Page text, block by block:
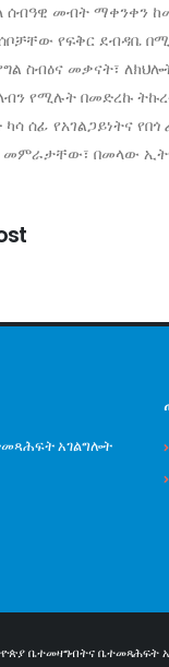
መብት ማቀንቀን
የፍቅር ደብዳቤ
ስብዕና መቃናት፣
የሚሉት በመድረኩ
ሰፊ የአገልጋይነትና
መምራታቸው፣ በመላው
አገልግሎት
ቤተመዛግብትና ቤተመጻሕፍት